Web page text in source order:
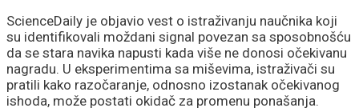
ScienceDaily je objavio vest o istraživanju naučnika koji
su identifikovali moždani signal povezan sa sposobnošću
da se stara navika napusti kada više ne donosi očekivanu
nagradu. U eksperimentima sa miševima, istraživači su
pratili kako razočaranje, odnosno izostanak očekivanog
ishoda, može postati okidač za promenu ponašanja.